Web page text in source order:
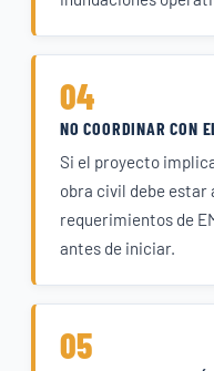
04
NO COORDINAR CON
Si el proyecto
obra civil debe estar
requerimientos de
antes de iniciar.
05